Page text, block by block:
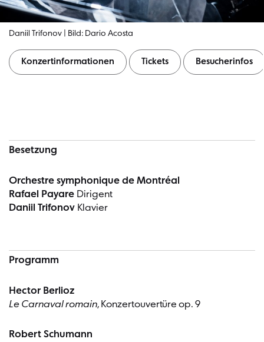
Daniil Trifonov | Bild: Dario Acosta
Konzertinformationen Tickets Besucherinfos
Besetzung
Orchestre symphonique de Montréal
Rafael Payare Dirigent
Daniil Trifonov Klavier
Programm
Hector Berlioz
Le Carnaval romain, Konzertouvertüre op. 9
Robert Schumann